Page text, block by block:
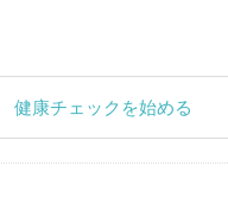
健康チェックを始める